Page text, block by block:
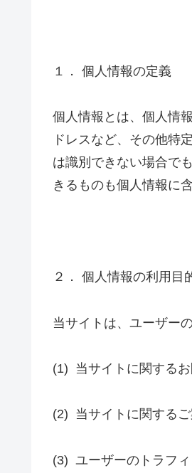
１． 個人情報の定義
個人情報とは、個人情
ドレスなど、その他特
は識別できない場合で
きるものも個人情報に
２． 個人情報の利用目
当サイトは、ユーザー
(1) 当サイトに関する
(2) 当サイトに関する
(3) ユーザーのトラフ